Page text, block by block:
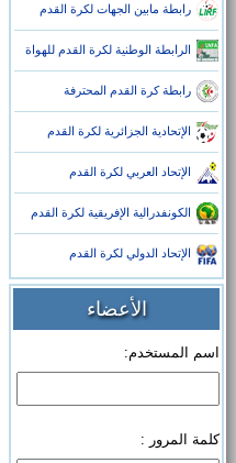
رابطة مابين الجهات لكرة القدم
الرابطة الوطنية لكرة القدم للهواة
رابطة كرة القدم المحترفة
الإتحادية الجزائرية لكرة القدم
الإتحاد العربي لكرة القدم
الكونفدرالية الإفريقية لكرة القدم
الإتحاد الدولي لكرة القدم
الأعضاء
اسم المستخدم:
كلمة المرور :